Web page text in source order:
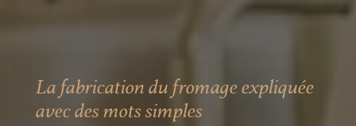
La fabrication du fromage expliquée
avec des mots simples